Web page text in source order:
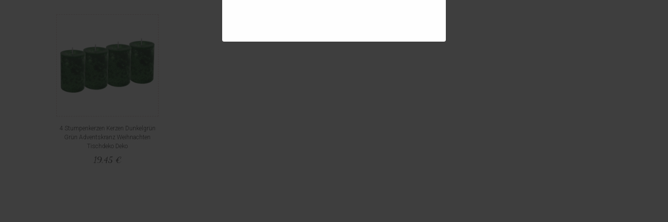
4 Stumpenkerzen Kerzen Dunkelgrün
Grün Adventskranz Weihnachten
Tischdeko Deko
19,45 €